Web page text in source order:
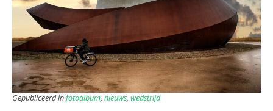
Gepubliceerd infotoalbum, nieuws, wedstrijd